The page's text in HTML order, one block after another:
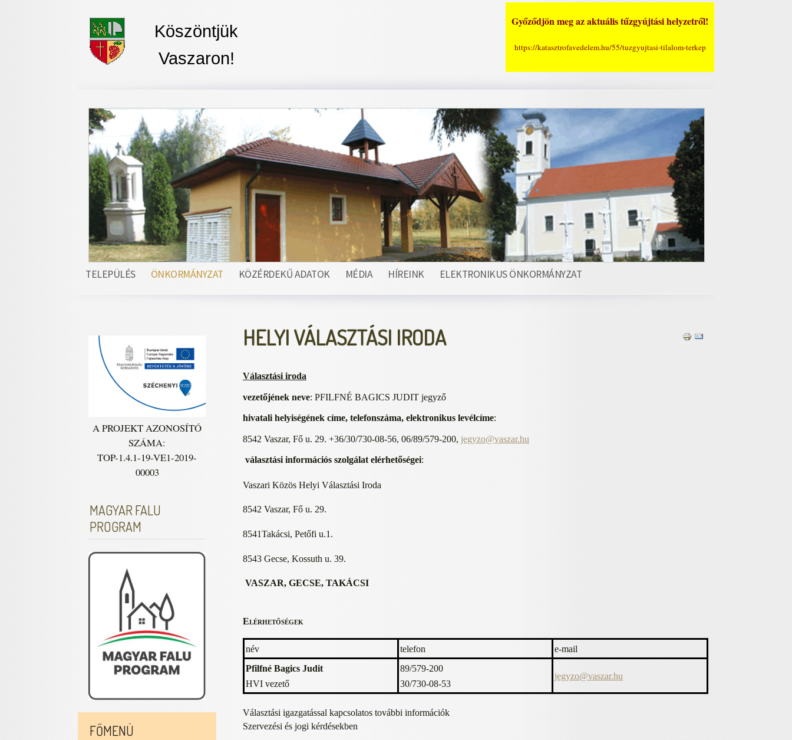
Győződjön meg az aktuális tűzgyújtási helyzetről!
https://katasztrofavedelem.hu/55/tuzgyujtasi-tilalom-terkep
Köszöntjük
Vaszaron!
TELEPÜLÉS ÖNKORMÁNYZAT KÖZÉRDEKŰ ADATOK MÉDIA HÍREINK ELEKTRONIKUS ÖNKORMÁNYZAT
HELYI VÁLASZTÁSI IRODA
Választási iroda
vezetőjének neve: PFILFNÉ BAGICS JUDIT jegyző
hivatali helyiségének címe, telefonszáma, elektronikus levélcíme:
8542 Vaszar, Fő u. 29. +36/30/730-08-56, 06/89/579-200, jegyzo@vaszar.hu
választási információs szolgálat elérhetőségei:
Vaszari Közös Helyi Választási Iroda
8542 Vaszar, Fő u. 29.
8541Takácsi, Petőfi u.1.
8543 Gecse, Kossuth u. 39.
VASZAR, GECSE, TAKÁCSI
Elérhetőségek
név telefon
e-mail
Pfilfné Bagics Judit
HVI vezető
89/579-200
30/730-08-53
jegyzo@vaszar.hu
Választási igazgatással kapcsolatos további információk
Szervezési és jogi kérdésekben
A PROJEKT AZONOSÍTÓ
SZÁMA:
TOP-1.4.1-19-VE1-2019-
00003
MAGYAR FALU
PROGRAM
FŐMENÜ